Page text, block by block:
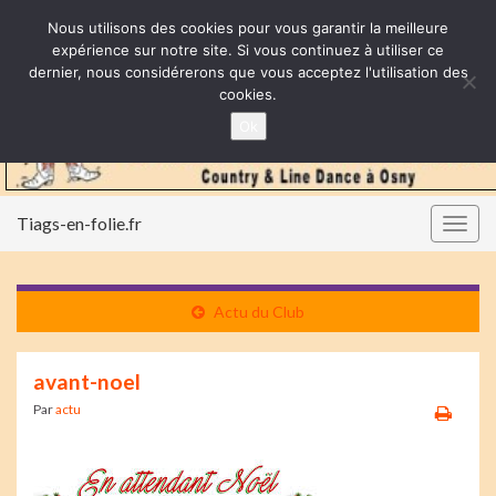
Tiags-en-folie.fr
Actu du Club
avant-noel
Paractu
Nous utilisons des cookies pour vous garantir la meilleure
expérience sur notre site. Si vous continuez à utiliser ce
dernier, nous considérerons que vous acceptez l'utilisation des
cookies.